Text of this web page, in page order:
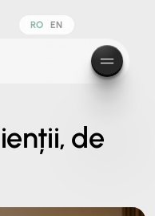
RO EN
de